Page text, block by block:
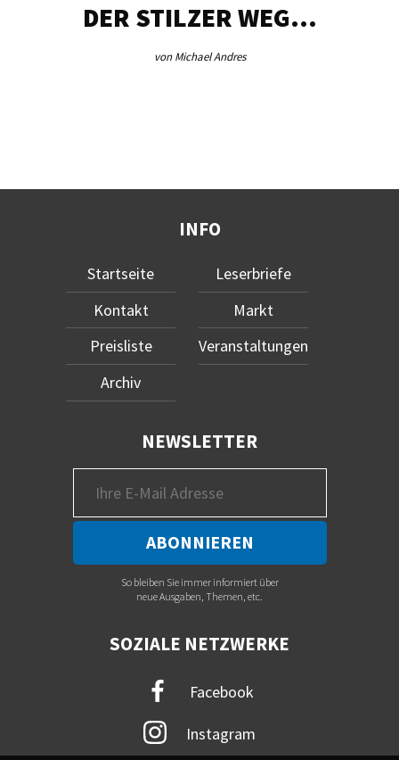
DER STILZER WEG…
von Michael Andres
INFO
Startseite
Kontakt
Preisliste
Archiv
Leserbriefe
Markt
Veranstaltungen
NEWSLETTER
So bleiben Sie immer informiert über
neue Ausgaben, Themen, etc.
SOZIALE NETZWERKE
Facebook
Instagram